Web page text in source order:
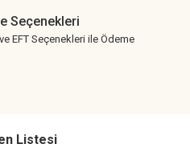
Seçenekleri
EFT Seçenekleri ile Ödeme
Listesi